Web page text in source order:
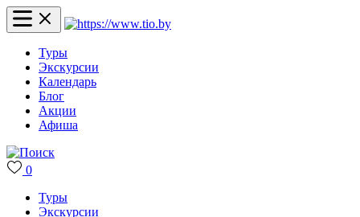
Туры
Экскурсии
Календарь
Блог
Акции
Афиша
0
Туры
Экскурсии